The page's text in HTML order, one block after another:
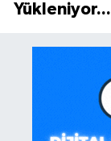
Yükleniyor...